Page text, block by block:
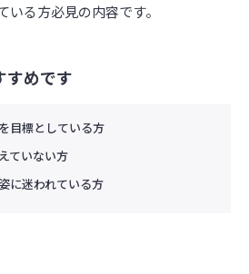
る方必見の内容です。
すめです
目標としている方
ていない方
に迷われている方